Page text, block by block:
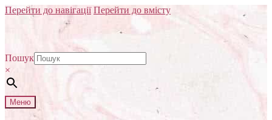
Перейти до навігації Перейти до вмісту
Пошук
×
Меню